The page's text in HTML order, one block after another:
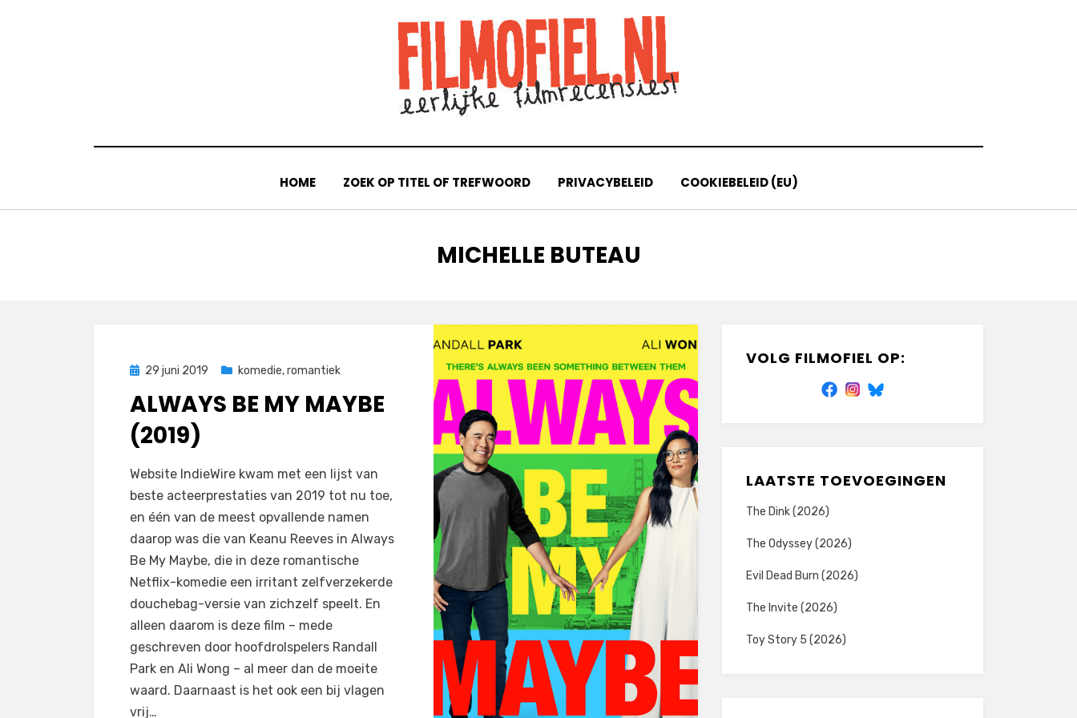
HOME ZOEK OP TITEL OF TREFWOORD PRIVACYBELEID COOKIEBELEID (EU)
TAG
:
MICHELLE BUTEAU
Geplaatst
29 juni 2019 komedie,romantiek
ALWAYS BE MY MAYBE
(2019)
doorFilmofiel.nl
Laat een reactie achterop
Always
(2019)
Website IndieWire kwam met een lijst van
beste acteerprestaties van 2019 tot nu toe,
en één van de meest opvallende namen
daarop was die van Keanu Reeves in Always
Be My Maybe, die in deze romantische
Netflix-komedie een irritant zelfverzekerde
douchebag-versie van zichzelf speelt. En
alleen daarom is deze film – mede
geschreven door hoofdrolspelers Randall
Park en Ali Wong – al meer dan de moeite
waard. Daarnaast is het ook een bij vlagen
vrij…
VOLG FILMOFIEL OP:
LAATSTE TOEVOEGINGEN
The Dink (2026)
The Odyssey (2026)
Evil Dead Burn (2026)
The Invite (2026)
Toy Story 5 (2026)